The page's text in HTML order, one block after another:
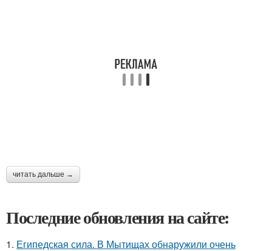
читать дальше →
Последние обновления на сайте:
1. Египедская сила. В Мытищах обнаружили очень